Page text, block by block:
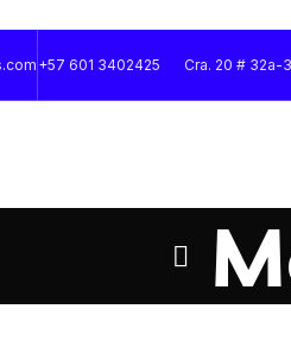
+57 601 3402425 Cra. 20 # 32a-